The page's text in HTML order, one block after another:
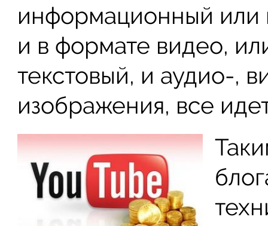
информационный или
и в формате видео,
текстовый, и аудио-,
изображения, все